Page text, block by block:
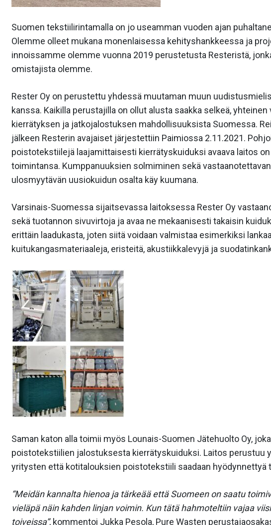
Suomen tekstiilirintamalla on jo useamman vuoden ajan
Olemme olleet mukana monenlaisessa kehityshankkeessa ja
innoissamme olemme vuonna 2019 perustetusta Resteristä,
omistajista olemme.
Rester Oy on perustettu yhdessä muutaman muun
kanssa. Kaikilla perustajilla on ollut alusta saakka selkeä,
kierrätyksen ja jatkojalostuksen mahdollisuuksista Suomessa.
jälkeen Resterin avajaiset järjestettiin Paimiossa 2.11.2021.
poistotekstiilejä laajamittaisesti kierrätyskuiduksi avaava laitos
toimintansa. Kumppanuuksien solmiminen sekä
ulosmyytävän uusiokuidun osalta käy kuumana.
Varsinais-Suomessa sijaitsevassa laitoksessa Rester Oy
sekä tuotannon sivuvirtoja ja avaa ne mekaanisesti takaisin
erittäin laadukasta, joten siitä voidaan valmistaa esimerkiksi
kuitukangasmateriaaleja, eristeitä, akustiikkalevyjä ja
Saman katon alla toimii myös Lounais-Suomen Jätehuolto Oy,
poistotekstiilien jalostuksesta kierrätyskuiduksi. Laitos perustuu
yritysten että kotitalouksien poistotekstiili saadaan hyödynnettyä
“Meidän kannalta hienoa ja tärkeää että Suomeen on saatu
vieläpä näin kahden linjan voimin. Kun tätä hahmoteltiin vajaa
toiveissa”, kommentoi Jukka Pesola, Pure Wasten